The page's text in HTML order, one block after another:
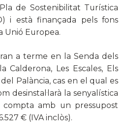
de Sostenibilitat Turística
i està finançada pels fons
Unió Europea.
a terme en la Senda dels
Calderona, Les Escales, Els
Palància, cas en el qual es
desinstal·larà la senyalística
amb un pressupost
€ (IVA inclòs).